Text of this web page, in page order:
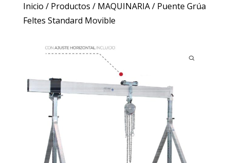
Inicio / Productos / MAQUINARIA/ Puente Grúa
Feltes Standard Movible